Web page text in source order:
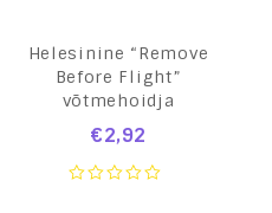
Helesinine “Remove
Before Flight”
võtmehoidja
€2,92